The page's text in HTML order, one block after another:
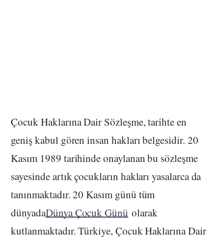
Çocuk Haklarına Dair Sözleşme, tarihte en
geniş kabul gören insan hakları belgesidir. 20
Kasım 1989 tarihinde onaylanan bu sözleşme
sayesinde artık çocukların hakları yasalarca da
tanınmaktadır. 20 Kasım günü tüm
dünyadaDünya Çocuk Günü olarak
kutlanmaktadır. Türkiye, Çocuk Haklarına Dair